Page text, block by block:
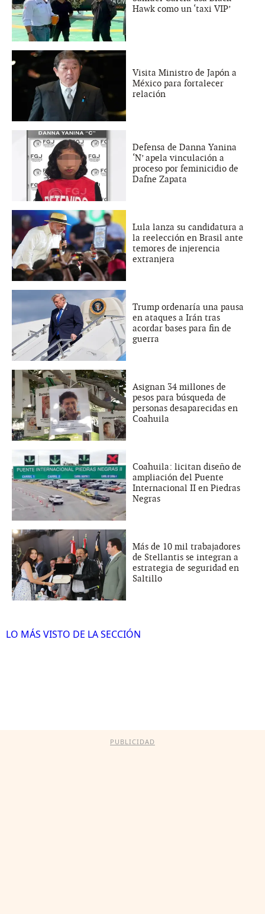
Hawk como un ‘taxi VIP’
Visita Ministro de Japón a
México para fortalecer
relación
Defensa de Danna Yanina
‘N’ apela vinculación a
proceso por feminicidio de
Dafne Zapata
Lula lanza su candidatura a
la reelección en Brasil ante
temores de injerencia
extranjera
Trump ordenaría una pausa
en ataques a Irán tras
acordar bases para fin de
guerra
Asignan 34 millones de
pesos para búsqueda de
personas desaparecidas en
Coahuila
Coahuila: licitan diseño de
ampliación del Puente
Internacional II en Piedras
Negras
Más de 10 mil trabajadores
de Stellantis se integran a
estrategia de seguridad en
Saltillo
LO MÁS VISTO DE LA SECCIÓN
PUBLICIDAD